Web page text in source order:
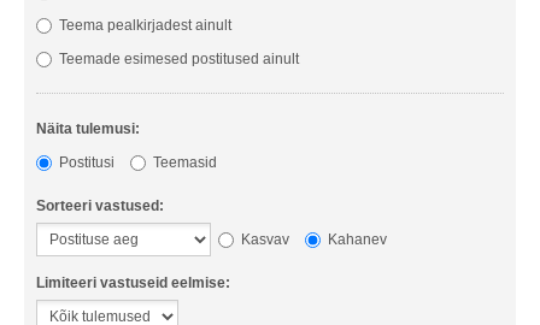
Teema pealkirjadest ainult
Teemade esimesed postitused ainult
Näita tulemusi:
Postitusi
Teemasid
Sorteeri vastused:
Kasvav
Kahanev
Limiteeri vastuseid eelmise: